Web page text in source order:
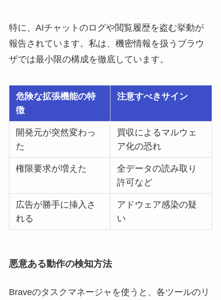
特に、AIチャットのログや閲覧履歴を盗む挙動が
報告されています。私は、機密情報を扱うブラウ
ザでは最小限の構成を徹底しています。
危険な拡張機能の特
徴
注意すべきサイン
開発元が突然変わっ
た
買収によるマルウェ
ア化の恐れ
権限要求が増えた
全データの読み取り
許可など
広告が勝手に挿入さ
れる
アドウェア感染の疑
い
悪意ある動作の検知方法
Braveのタスクマネージャを使うと、各ツールのリ